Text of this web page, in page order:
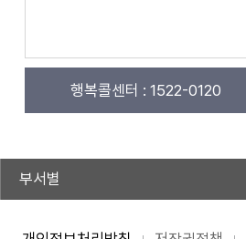
행복콜센터 : 1522-0120
부서별